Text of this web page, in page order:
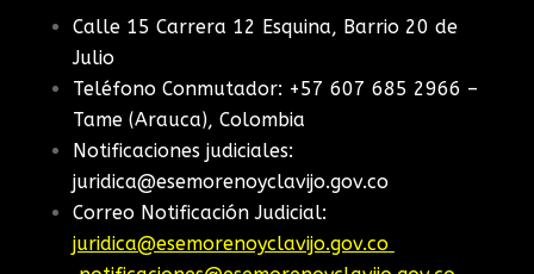
Calle 15 Carrera 12 Esquina, Barrio 20 de
Julio
Teléfono Conmutador: +57 607 685 2966 –
Tame (Arauca), Colombia
Notificaciones judiciales:
juridica@esemorenoyclavijo.gov.co
Correo Notificación Judicial:
juridica@esemorenoyclavijo.gov.co